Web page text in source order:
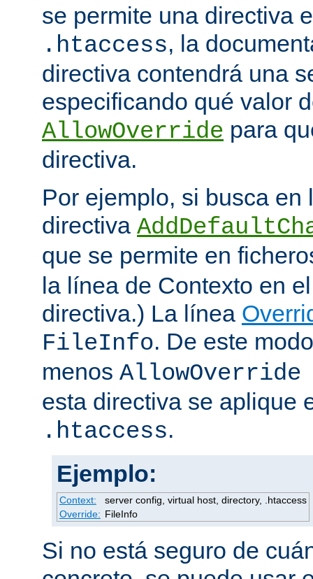
se permite una directiva
.htaccess, la
directiva contendrá una
especificando qué valor
AllowOverride para
directiva.
Por ejemplo, si busca en
directiva
que se permite en
la línea de Contexto en
directiva.) La línea
FileInfo. De este
menos
esta directiva se aplique
.htaccess.
Ejemplo:
Context:
server config, virtual host, directory, .htaccess
Override: FileInfo
Si no está seguro de